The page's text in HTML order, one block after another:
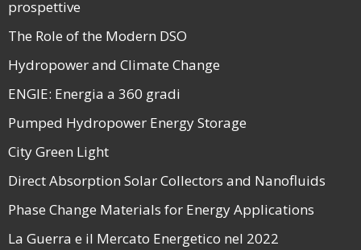
prospettive
The Role of the Modern DSO
Hydropower and Climate Change
ENGIE: Energia a 360 gradi
Pumped Hydropower Energy Storage
City Green Light
Direct Absorption Solar Collectors and Nanofluids
Phase Change Materials for Energy Applications
La Guerra e il Mercato Energetico nel 2022